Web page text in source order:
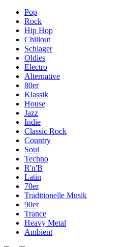
Pop
Rock
Hip Hop
Chillout
Schlager
Oldies
Electro
Alternative
80er
Klassik
House
Jazz
Indie
Classic Rock
Country
Soul
Techno
R'n'B
Latin
70er
Traditionelle Musik
90er
Trance
Heavy Metal
Ambient